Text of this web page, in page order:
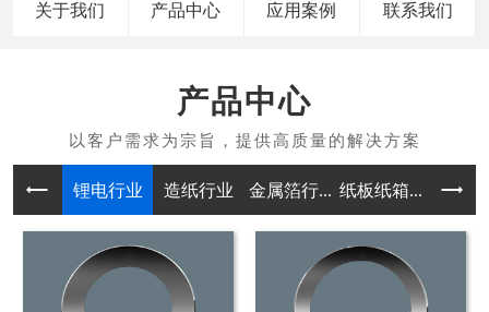
关于我们 产品中心 应用案例 联系我们
产品中心
锂电行业 造纸行业 金属箔行... 纸板纸箱... 不干